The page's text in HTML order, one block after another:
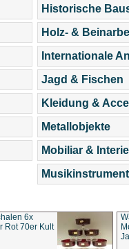
Historische
Holz- &
Internationale
Jagd & Fischen
Kleidung &
Metallobjekte
Mobiliar &
6x
Rot 70er Kult